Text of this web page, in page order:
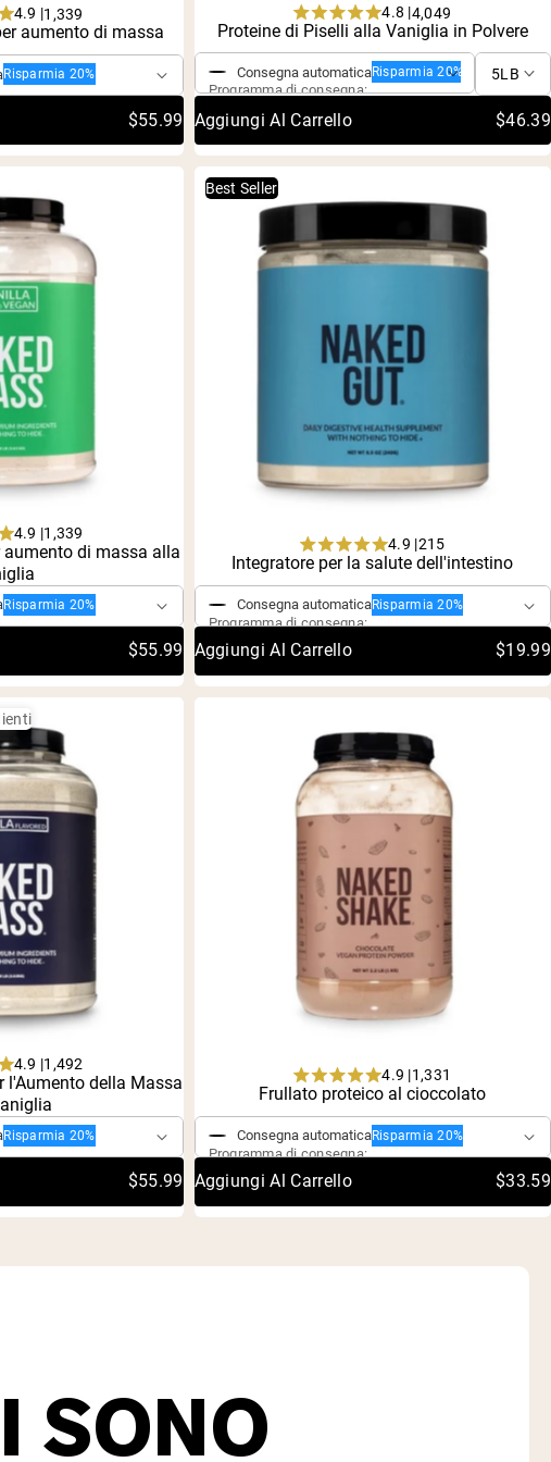
4.9 |1,339
aumento di massa
Risparmia 20%
$55.99
Rated
out
of
5
stars
4.8 |4,049
Proteine di Piselli alla Vaniglia in Polvere
Acquisto singolo
Consegna automaticaRisparmia 20%
Programma di consegna:
Aggiungi Al Carrello $46.39
4.9 |1,339
aumento di massa alla
Risparmia 20%
$55.99
Best Seller
Rated
4.9
out
of
5
stars
4.9 |215
Integratore per la salute dell'intestino
Acquisto singolo
Consegna automaticaRisparmia 20%
Programma di consegna:
Aggiungi Al Carrello $19.99
4.9 |1,492
l'Aumento della Massa
Risparmia 20%
$55.99
Rated
4.9
out
of
5
stars
4.9 |1,331
Frullato proteico al cioccolato
Acquisto singolo
Consegna automaticaRisparmia 20%
Programma di consegna:
Aggiungi Al Carrello $33.59
SONO